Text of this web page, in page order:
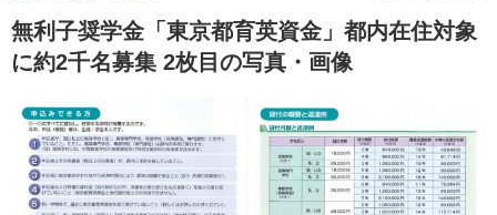
無利子奨学金「東京都育英資金」都内在住対象
に約2千名募集 2枚目の写真・画像